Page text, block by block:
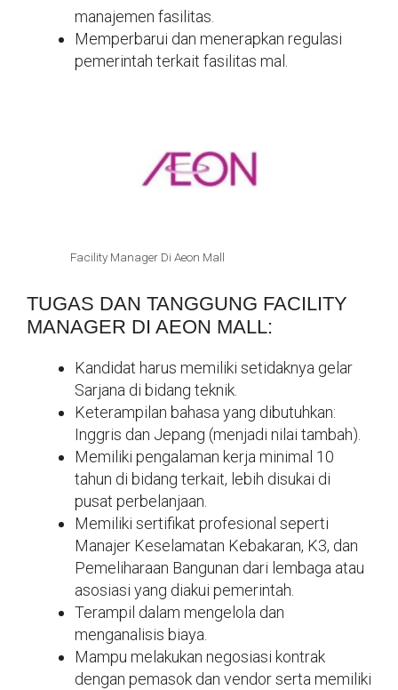
manajemen fasilitas.
Memperbarui dan menerapkan regulasi
pemerintah terkait fasilitas mal.
Facility Manager Di Aeon Mall
TUGAS DAN TANGGUNG FACILITY
MANAGER DI AEON MALL:
Kandidat harus memiliki setidaknya gelar
Sarjana di bidang teknik.
Keterampilan bahasa yang dibutuhkan:
Inggris dan Jepang (menjadi nilai tambah).
Memiliki pengalaman kerja minimal 10
tahun di bidang terkait, lebih disukai di
pusat perbelanjaan.
Memiliki sertifikat profesional seperti
Manajer Keselamatan Kebakaran, K3, dan
Pemeliharaan Bangunan dari lembaga atau
asosiasi yang diakui pemerintah.
Terampil dalam mengelola dan
menganalisis biaya.
Mampu melakukan negosiasi kontrak
dengan pemasok dan vendor serta memiliki